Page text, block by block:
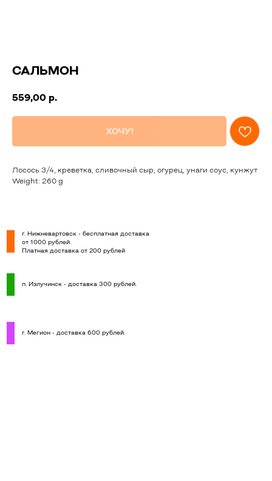
САЛЬМОН
559,00 р.
ХОЧУ!
Лосось 3/4, креветка, сливочный сыр, огурец, унаги соус, кунжут
Weight: 260 g
г. Мегион - доставка 600 рублей.
п. Излучинск - доставка 300 рублей.
г. Нижневартовск - бесплатная доставка
от 1000 рублей.
Платная доставка от 200 рублей